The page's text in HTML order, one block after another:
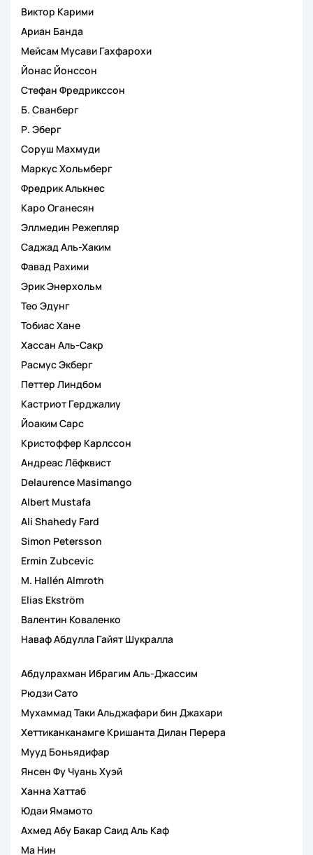
Виктор Карими
Ариан Банда
Мейсам Мусави Гахфарохи
Йонас Йонссон
Стефан Фредрикссон
Б. Сванберг
Р. Эберг
Соруш Махмуди
Маркус Хольмберг
Фредрик Алькнес
Каро Оганесян
Эллмедин Режепляр
Саджад Аль-Хаким
Фавад Рахими
Эрик Энерхольм
Тео Эдунг
Тобиас Хане
Хассан Аль-Сакр
Расмус Экберг
Петтер Линдбом
Кастриот Герджалиу
Йоаким Сарс
Кристоффер Карлссон
Андреас Лёфквист
Delaurence Masimango
Albert Mustafa
Ali Shahedy Fard
Simon Petersson
Ermin Zubcevic
M. Hallén Almroth
Elias Ekström
Валентин Коваленко
Наваф Абдулла Гайят Шукралла
Абдулрахман Ибрагим Аль-Джассим
Рюдзи Сато
Мухаммад Таки Альджафари бин Джахари
Хеттиканканамге Кришанта Дилан Перера
Мууд Боньядифар
Янсен Фу Чуань Хуэй
Ханна Хаттаб
Юдаи Ямамото
Ахмед Абу Бакар Саид Аль Каф
Ма Нин